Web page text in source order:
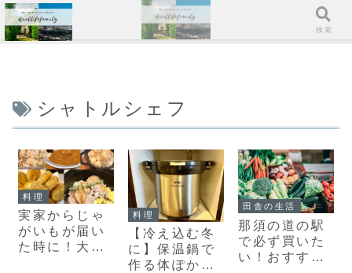
シャトルシェフ
料理
実家からじゃ
がいもが届い
た時に！大量
料理
【冷え込む冬
に】保温鍋で
作る体ぽかぽ
田舎の生活
那須の道の駅
で必ず買いた
い！おすすめ
メニュー 検索